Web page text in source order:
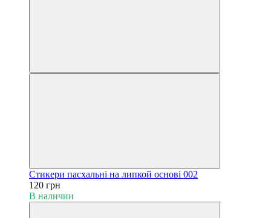
Cтикери пасхальні на липкой основі 002
120 грн
В наличии